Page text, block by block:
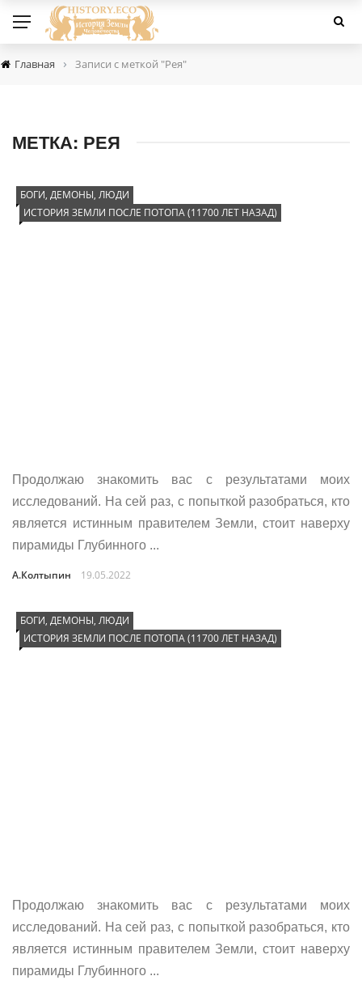
Главная › Записи с меткой "Рея"
МЕТКА: РЕЯ
БОГИ, ДЕМОНЫ, ЛЮДИ
ИСТОРИЯ ЗЕМЛИ ПОСЛЕ ПОТОПА (11700 ЛЕТ НАЗАД)
Продолжаю знакомить вас с результатами моих
исследований. На сей раз, с попыткой разобраться, кто
является истинным правителем Земли, стоит наверху
пирамиды Глубинного ...
А.Колтыпин 19.05.2022
БОГИ, ДЕМОНЫ, ЛЮДИ
ИСТОРИЯ ЗЕМЛИ ПОСЛЕ ПОТОПА (11700 ЛЕТ НАЗАД)
Продолжаю знакомить вас с результатами моих
исследований. На сей раз, с попыткой разобраться, кто
является истинным правителем Земли, стоит наверху
пирамиды Глубинного ...